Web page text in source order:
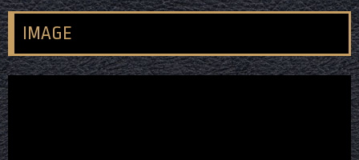
IMAGE